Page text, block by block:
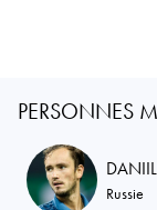
PERSONNES
DANIIL
Russie